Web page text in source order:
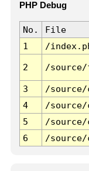
PHP Debug
No. File
1
/
2 /
3 /
4
/
5
/
6
/